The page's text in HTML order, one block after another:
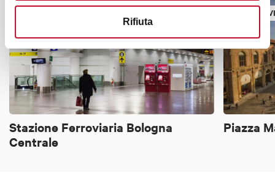
Rifiuta
Stazione Ferroviaria Bologna
Centrale
PIAZZE,
Piazza